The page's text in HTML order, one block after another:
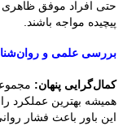
حتی افراد موفق
پیچیده مواجه باشند.
بررسی علمی و
کمال‌گرایی پنهان:
همیشه بهترین عملکرد
این باور باعث فشار